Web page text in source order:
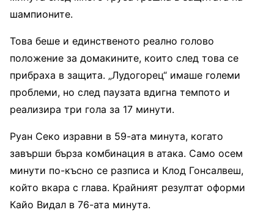
шампионите.
Това беше и единственото реално голово
положение за домакините, които след това се
прибраха в защита. „Лудогорец“ имаше големи
проблеми, но след паузата вдигна темпото и
реализира три гола за 17 минути.
Руан Секо изравни в 59-ата минута, когато
завърши бърза комбинация в атака. Само осем
минути по-късно се разписа и Клод Гонсалвеш,
който вкара с глава. Крайният резултат оформи
Кайо Видал в 76-ата минута.